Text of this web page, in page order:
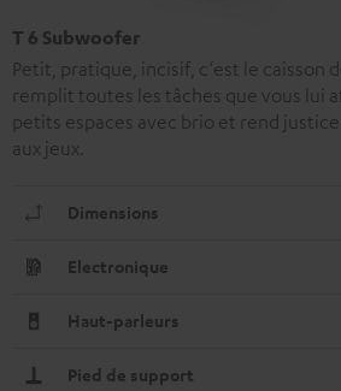
T 6 Subwoofer
Petit, pratique, incisif, c‘est le caisson
remplit toutes les tâches que vous lui
petits espaces avec brio et rend
aux jeux.
Dimensions
Electronique
Haut-parleurs
Pied de support